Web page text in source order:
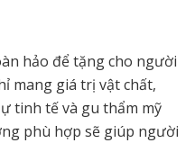
hảo để tặng cho người
mang giá trị vật chất,
tinh tế và gu thẩm mỹ
phù hợp sẽ giúp người